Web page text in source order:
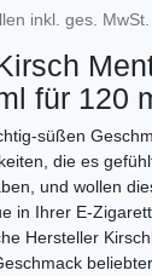
inkl. ges. MwSt.
für 120
süßen
die es
und wollen
in Ihrer E-
Hersteller